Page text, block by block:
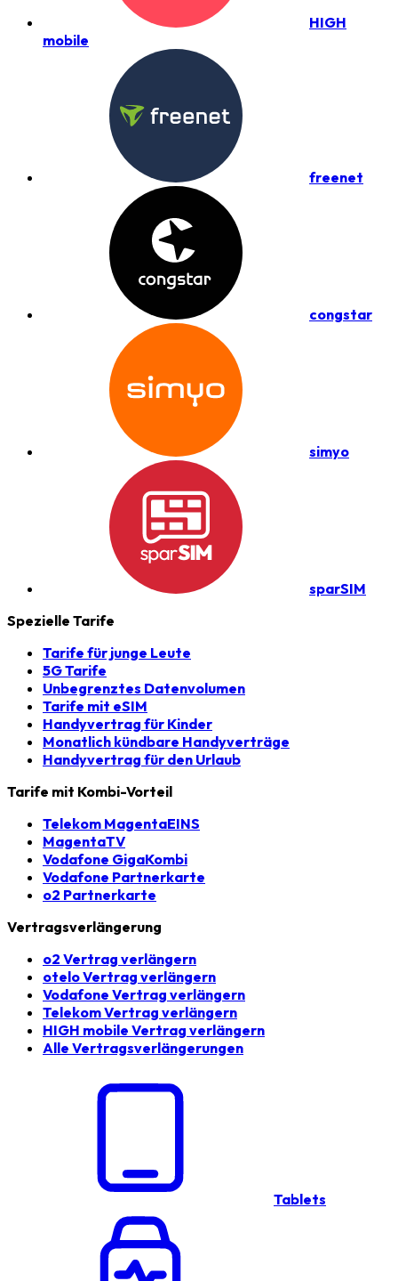
HIGH
mobile
freenet
congstar
simyo
sparSIM
Spezielle Tarife
Tarife für junge Leute
5G Tarife
Unbegrenztes Datenvolumen
Tarife mit eSIM
Handyvertrag für Kinder
Monatlich kündbare Handyverträge
Handyvertrag für den Urlaub
Tarife mit Kombi-Vorteil
Telekom MagentaEINS
MagentaTV
Vodafone GigaKombi
Vodafone Partnerkarte
o2 Partnerkarte
Vertragsverlängerung
o2 Vertrag verlängern
otelo Vertrag verlängern
Vodafone Vertrag verlängern
Telekom Vertrag verlängern
HIGH mobile Vertrag verlängern
Alle Vertragsverlängerungen
Tablets